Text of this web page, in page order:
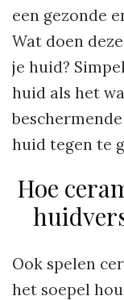
een gezonde
Wat doen
je huid?
huid als het
huid tegen te
Hoe
Ook spelen
het soepel